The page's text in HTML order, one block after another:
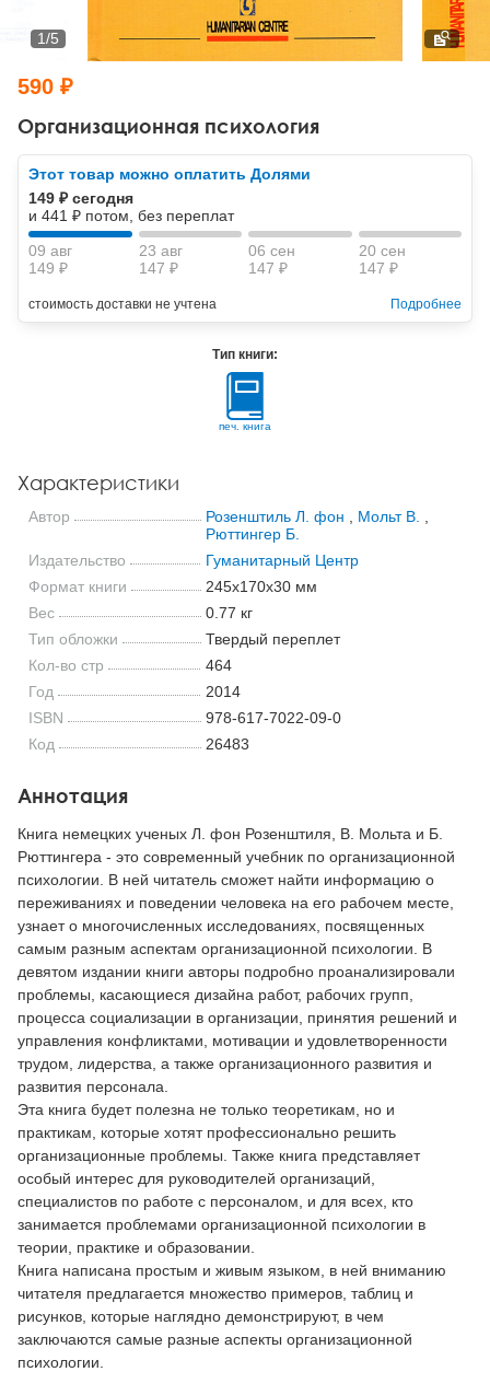
Тревожные расстройства, панические атаки
Другие направления психотерапии
Классический, эриксоновский гипноз и НЛП
НЛП
Психология труда и эргономика
Социальная психология
Социальная и организационная психология
Классический и юнгианский психоанализ
Организационная психология
1/5
590 ₽
Этот товар можно оплатить Долями
149 ₽ сегодня
и 441 ₽ потом, без переплат
09 авг
149 ₽
23 авг
147 ₽
06 сен
147 ₽
20 сен
147 ₽
стоимость доставки не учтена Подробнее
Тип книги:
печ. книга
Характеристики
Автор Розенштиль Л. фон Мольт В.
Рюттингер Б.
Издательство
Гуманитарный Центр
Формат книги
245x170x30 мм
Вес
0.77 кг
Тип обложки
Твердый переплет
Кол-во стр
464
Год
2014
ISBN
978-617-7022-09-0
Код
26483
Аннотация
Книга немецких ученых Л. фон Розенштиля, В. Мольта и Б.
Рюттингера - это современный учебник по организационной
психологии. В ней читатель сможет найти информацию о
переживаниях и поведении человека на его рабочем месте,
узнает о многочисленных исследованиях, посвященных
самым разным аспектам организационной психологии. В
девятом издании книги авторы подробно проанализировали
проблемы, касающиеся дизайна работ, рабочих групп,
процесса социализации в организации, принятия решений и
управления конфликтами, мотивации и удовлетворенности
трудом, лидерства, а также организационного развития и
развития персонала.
Эта книга будет полезна не только теоретикам, но и
практикам, которые хотят профессионально решить
организационные проблемы. Также книга представляет
особый интерес для руководителей организаций,
специалистов по работе с персоналом, и для всех, кто
занимается проблемами организационной психологии в
теории, практике и образовании.
Книга написана простым и живым языком, в ней вниманию
читателя предлагается множество примеров, таблиц и
рисунков, которые наглядно демонстрируют, в чем
заключаются самые разные аспекты организационной
психологии.